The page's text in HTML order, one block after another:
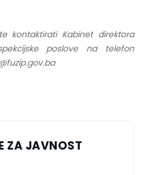
kontaktirati Kabinet direktora
poslove na telefon
ZA JAVNOST